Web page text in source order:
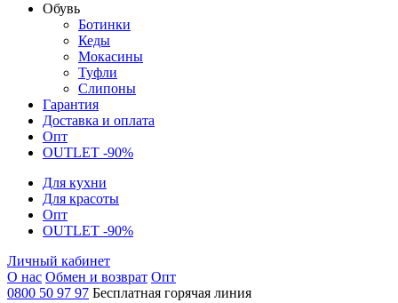
Обувь
Ботинки
Кеды
Мокасины
Туфли
Слипоны
Гарантия
Доставка и оплата
Опт
OUTLET -90%
Для кухни
Для красоты
Опт
OUTLET -90%
Личный кабинет
О нас Обмен и возврат Опт
0800 50 97 97 Бесплатная горячая линия